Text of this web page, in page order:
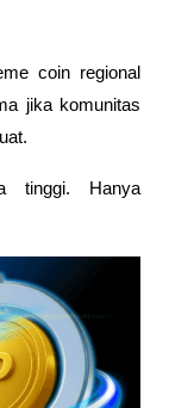
coin regional
jika komunitas
tinggi. Hanya